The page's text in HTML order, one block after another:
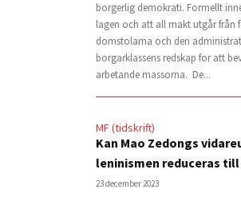
borgerlig demokrati. Formellt
lagen och att all makt utgår från
domstolarna och den
borgarklassens redskap for att
arbetande massorna. De...
MF (tidskrift)
Kan Mao Zedongs
leninismen reduceras
23 december 2023